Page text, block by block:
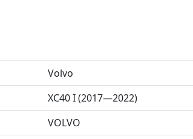
Volvo
XC40 I (2017—2022)
VOLVO